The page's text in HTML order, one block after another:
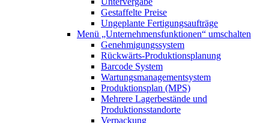
Gestaffelte Preise
Ungeplante Fertigungsaufträge
Menü „Unternehmensfunktionen“ umschalten
Genehmigungssystem
Rückwärts-Produktionsplanung
Barcode System
Wartungsmanagementsystem
Produktionsplan (MPS)
Mehrere Lagerbestände und
Produktionsstandorte
Verpackung